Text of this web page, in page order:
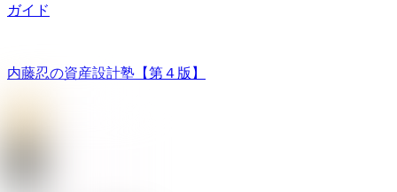
ガイド
内藤忍の資産設計塾【第４版】